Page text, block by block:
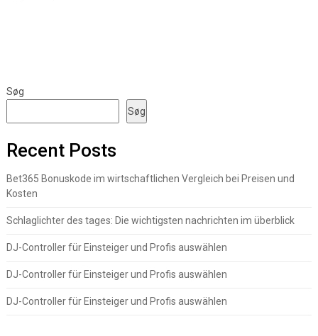
Søg
Søg
Recent Posts
Bet365 Bonuskode im wirtschaftlichen Vergleich bei Preisen und
Kosten
Schlaglichter des tages: Die wichtigsten nachrichten im überblick
DJ-Controller für Einsteiger und Profis auswählen
DJ-Controller für Einsteiger und Profis auswählen
DJ-Controller für Einsteiger und Profis auswählen